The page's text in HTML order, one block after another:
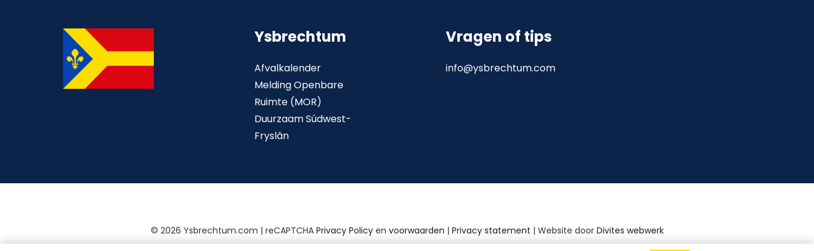
Ysbrechtum
Afvalkalender
Melding Openbare
Ruimte (MOR)
Duurzaam Súdwest-
Fryslân
Vragen of tips
info@ysbrechtum.com
© 2026 Ysbrechtum.com | reCAPTCHA Privacy Policyen voorwaarden | Privacy statement | Website door Divites webwerk